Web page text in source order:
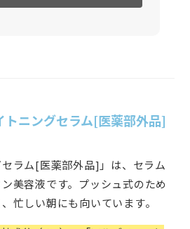
トニングセラム[医薬部外品]
セラム[医薬部外品]」は、セラム
美容液です。プッシュ式のため
忙しい朝にも向いています。